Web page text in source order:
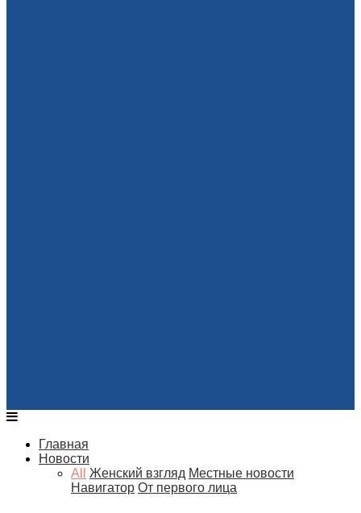
Главная
Новости
All
Женский взгляд Местные новости
Навигатор От первого лица